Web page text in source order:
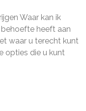
Waar kan ik
behoefte heeft aan
waar u terecht kunt
opties die u kunt